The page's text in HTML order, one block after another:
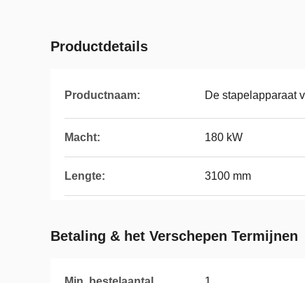
Productdetails
Productnaam: De stapelapparaat
Macht: 180 kW
Lengte: 3100 mm
Betaling & het Verschepen Termijnen